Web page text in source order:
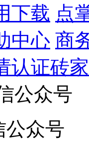
下载 点
中心 商
认证砖家
公众号